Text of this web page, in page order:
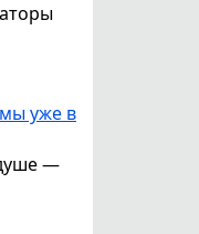
уже в
—